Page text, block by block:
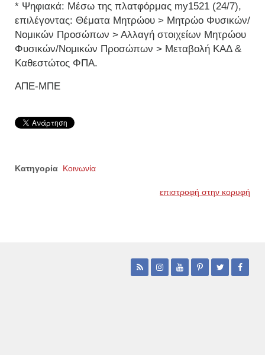
* Ψηφιακά: Μέσω της πλατφόρμας my1521 (24/7),
επιλέγοντας: Θέματα Μητρώου > Μητρώο Φυσικών/
Νομικών Προσώπων > Αλλαγή στοιχείων Μητρώου
Φυσικών/Νομικών Προσώπων > Μεταβολή ΚΑΔ &
Καθεστώτος ΦΠΑ.
ΑΠΕ-ΜΠΕ
Κατηγορία Κοινωνία
επιστροφή στην κορυφή